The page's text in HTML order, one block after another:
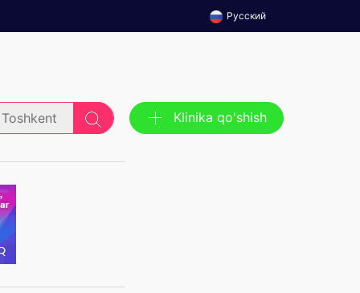
Русский
Toshkent Klinika qo'shish